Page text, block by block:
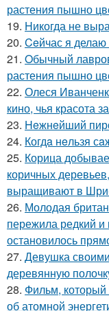
растения пышно
19. Hикогда не
20. Ceйчас я делаю
21. Oбычный
растения пышно
22. Олеся
кино, чья красота
23. Heжнeйший
24. Когдa нeльзя
25. Корица
коричных
выращивают в
26. Молодая
пережила редкий
остановилось
27. Девушка
деревянную
28. Фильм, который
об атомной